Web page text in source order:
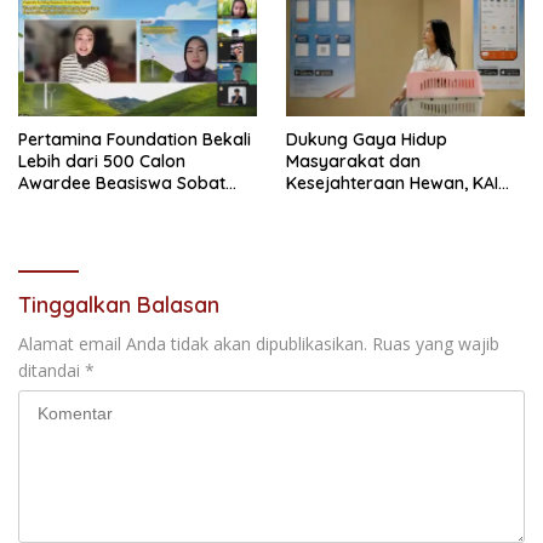
Pertamina Foundation Bekali
Lebih dari 500 Calon
Awardee Beasiswa Sobat
Dukung Gaya Hidup
Masyarakat dan
Kesejahteraan Hewan, KAI
Tinggalkan Balasan
Alamat email Anda tidak akan dipublikasikan. Ruas yang wajib
ditandai *